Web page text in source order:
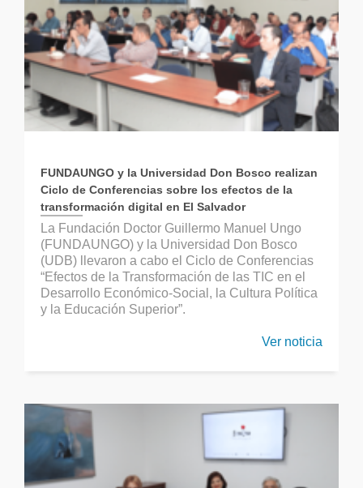
FUNDAUNGO y la Universidad Don Bosco realizan
Ciclo de Conferencias sobre los efectos de la
transformación digital en El Salvador
La Fundación Doctor Guillermo Manuel Ungo
(FUNDAUNGO) y la Universidad Don Bosco
(UDB) llevaron a cabo el Ciclo de Conferencias
“Efectos de la Transformación de las TIC en el
Desarrollo Económico-Social, la Cultura Política
y la Educación Superior”.
Ver noticia